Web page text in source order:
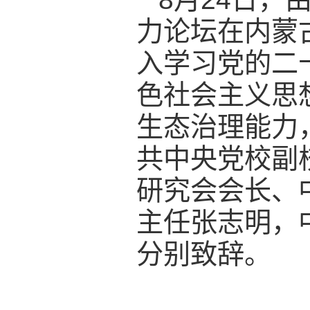
力论坛在内蒙
入学习党的二
色社会主义思
生态治理能力
共中央党校副
研究会会长、
主任张志明，
分别致辞。